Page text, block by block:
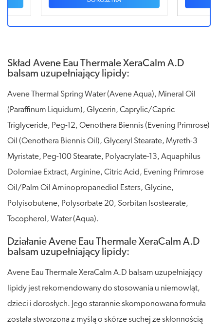
Skład Avene Eau Thermale XeraCalm A.D
balsam uzupełniający lipidy:
Avene Thermal Spring Water (Avene Aqua), Mineral Oil
(Paraffinum Liquidum), Glycerin, Caprylic/Capric
Triglyceride, Peg-12, Oenothera Biennis (Evening Primrose)
Oil (Oenothera Biennis Oil), Glyceryl Stearate, Myreth-3
Myristate, Peg-100 Stearate, Polyacrylate-13, Aquaphilus
Dolomiae Extract, Arginine, Citric Acid, Evening Primrose
Oil/Palm Oil Aminopropanediol Esters, Glycine,
Polyisobutene, Polysorbate 20, Sorbitan Isostearate,
Tocopherol, Water (Aqua).
Działanie Avene Eau Thermale XeraCalm A.D
balsam uzupełniający lipidy:
Avene Eau Thermale XeraCalm A.D balsam uzupełniający
lipidy jest rekomendowany do stosowania u niemowląt,
dzieci i dorosłych. Jego starannie skomponowana formuła
została stworzona z myślą o skórze suchej ze skłonnością